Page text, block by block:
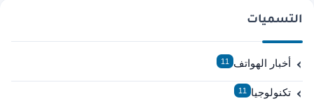
التسميات
أخبار الهواتف 11
تكنولوجيا 11